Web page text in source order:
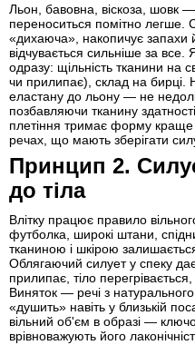
Льон, бавовна, віскоза, шовк
переноситься помітно легше.
«дихаюча», накопичує запахи
відчувається сильніше за все.
одразу: щільність тканини на
чи прилипає), склад на бирці.
еластану до льону — не
позбавляючи тканину
плетіння тримає форму краще
речах, що мають зберігати
Принцип 2.
до тіла
Влітку працює правило
футболка, широкі штани,
тканиною і шкірою
Облягаючий силует у спеку
прилипає, тіло
Виняток — речі з
«душить» навіть у близькій
вільний об'єм в образі —
врівноважують його